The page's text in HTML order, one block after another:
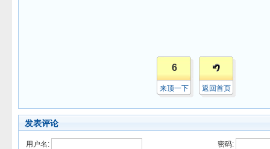
6
来顶一下 返回首页
发表评论
用户名:
密码: